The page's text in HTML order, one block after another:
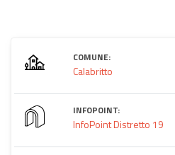
COMUNE:
Calabritto
INFOPOINT:
InfoPoint Distretto 19